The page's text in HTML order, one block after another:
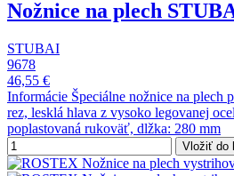
Nožnice na plech
STUBAI
9678
46,55 €
Informácie Špeciálne nožnice na plech
rez, lesklá hlava z vysoko legovanej
poplastovaná rukoväť, dlžka: 280 mm
Vložiť do